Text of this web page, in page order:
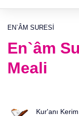
EN`ÂM SURESI
En`âm
Meali
Kur'anı Kerim